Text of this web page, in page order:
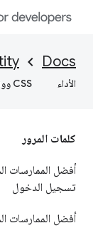
Docs
الأداء CSS وواجهة المستخدم
كلمات المرور
أفضل الممارسات
تسجيل الدخول
أفضل الممارسات